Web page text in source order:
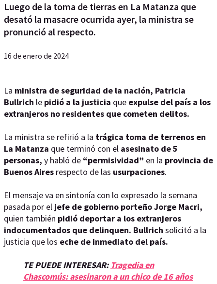
Luego de la toma de tierras en La Matanza que
desató la masacre ocurrida ayer, la ministra se
pronunció al respecto.
16 de enero de 2024
La ministra de seguridad de la nación, Patricia
Bullrich le pidió a la justicia que expulse del país a los
extranjeros no residentes que cometen delitos.
La ministra se refirió a la trágica toma de terrenos en
La Matanza que terminó con el asesinato de 5
personas, y habló de “permisividad” en la provincia de
Buenos Aires respecto de las usurpaciones.
El mensaje va en sintonía con lo expresado la semana
pasada por el jefe de gobierno porteño Jorge Macri,
quien también pidió deportar a los extranjeros
indocumentados que delinquen. Bullrich solicitó a la
justicia que los eche de inmediato del país.
TE PUEDE INTERESAR: Tragedia en
Chascomús: asesinaron a un chico de 16 años